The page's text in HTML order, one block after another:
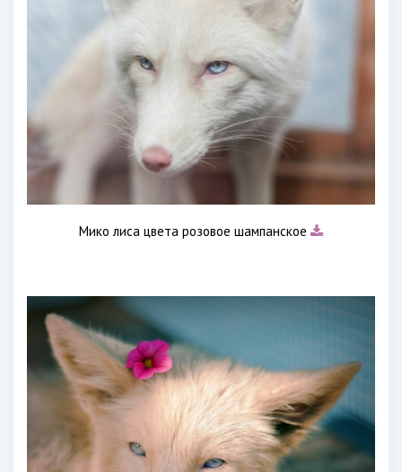
Мико лиса цвета розовое шампанское